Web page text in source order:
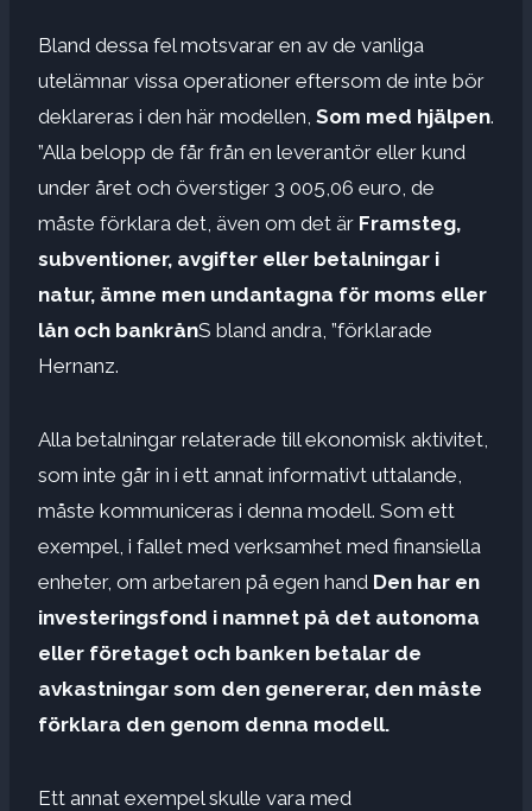
Bland dessa fel motsvarar en av de vanliga
utelämnar vissa operationer eftersom de inte bör
deklareras i den här modellen, Som med hjälpen.
”Alla belopp de får från en leverantör eller kund
under året och överstiger 3 005,06 euro, de
måste förklara det, även om det är Framsteg,
subventioner, avgifter eller betalningar i
natur, ämne men undantagna för moms eller
lån och bankrånS bland andra, ”förklarade
Hernanz.
Alla betalningar relaterade till ekonomisk aktivitet,
som inte går in i ett annat informativt uttalande,
måste kommuniceras i denna modell. Som ett
exempel, i fallet med verksamhet med finansiella
enheter, om arbetaren på egen hand Den har en
investeringsfond i namnet på det autonoma
eller företaget och banken betalar de
avkastningar som den genererar, den måste
förklara den genom denna modell.
Ett annat exempel skulle vara med